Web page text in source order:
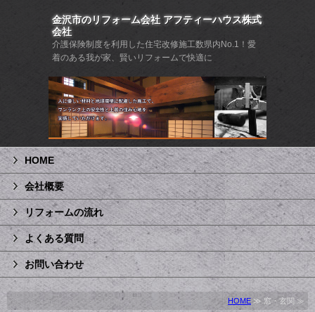
金沢市のリフォーム会社 アフティーハウス株式
会社
介護保険制度を利用した住宅改修施工数県内No.1！愛
着のある我が家、賢いリフォームで快適に
HOME
会社概要
リフォームの流れ
よくある質問
お問い合わせ
HOME ≫ 窓・玄関 ≫